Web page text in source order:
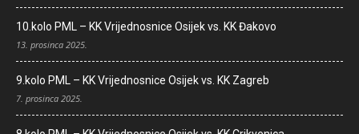
10.kolo PML – KK Vrijednosnice Osijek vs. KK Đakovo
13. prosinca 2025.
9.kolo PML – KK Vrijednosnice Osijek vs. KK Zagreb
7. prosinca 2025.